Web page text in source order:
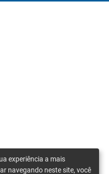
experiência a mais
navegando neste site, você